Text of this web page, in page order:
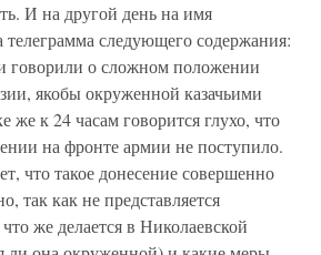
И на другой день на имя
следующего содержания:
говорили о сложном положении
якобы окруженной казачьими
же к 24 часам говорится глухо, что
на фронте армии не поступило.
что такое донесение совершенно
так как не представляется
же делается в Николаевской